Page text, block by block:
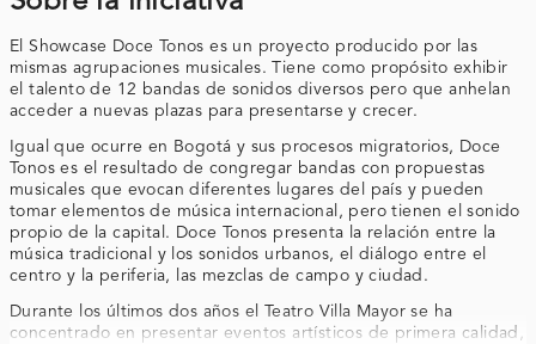
El Showcase Doce Tonos es un proyecto producido por las
mismas agrupaciones musicales. Tiene como propósito exhibir
el talento de 12 bandas de sonidos diversos pero que anhelan
acceder a nuevas plazas para presentarse y crecer.
Igual que ocurre en Bogotá y sus procesos migratorios, Doce
Tonos es el resultado de congregar bandas con propuestas
musicales que evocan diferentes lugares del país y pueden
tomar elementos de música internacional, pero tienen el sonido
propio de la capital. Doce Tonos presenta la relación entre la
música tradicional y los sonidos urbanos, el diálogo entre el
centro y la periferia, las mezclas de campo y ciudad.
Durante los últimos dos años el Teatro Villa Mayor se ha
concentrado en presentar eventos artísticos de primera calidad,